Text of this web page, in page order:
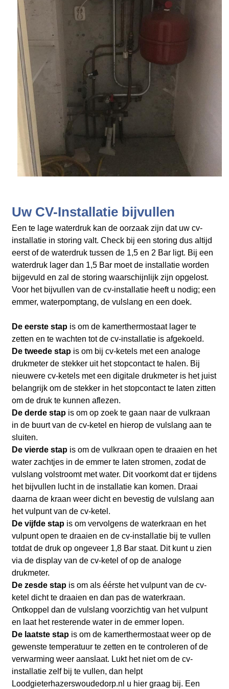
Uw CV-Installatie bijvullen
Een te lage waterdruk kan de oorzaak zijn dat uw cv-
installatie in storing valt. Check bij een storing dus altijd
eerst of de waterdruk tussen de 1,5 en 2 Bar ligt. Bij een
waterdruk lager dan 1,5 Bar moet de installatie worden
bijgevuld en zal de storing waarschijnlijk zijn opgelost.
Voor het bijvullen van de cv-installatie heeft u nodig; een
emmer, waterpomptang, de vulslang en een doek.
De eerste stapis om de kamerthermostaat lager te
zetten en te wachten tot de cv-installatie is afgekoeld.
De tweede stapis om bij cv-ketels met een analoge
drukmeter de stekker uit het stopcontact te halen. Bij
nieuwere cv-ketels met een digitale drukmeter is het juist
belangrijk om de stekker in het stopcontact te laten zitten
om de druk te kunnen aflezen.
De derde stapis om op zoek te gaan naar de vulkraan
in de buurt van de cv-ketel en hierop de vulslang aan te
sluiten.
De vierde stapis om de vulkraan open te draaien en het
water zachtjes in de emmer te laten stromen, zodat de
vulslang volstroomt met water. Dit voorkomt dat er tijdens
het bijvullen lucht in de installatie kan komen. Draai
daarna de kraan weer dicht en bevestig de vulslang aan
het vulpunt van de cv-ketel.
De vijfde stapis om vervolgens de waterkraan en het
vulpunt open te draaien en de cv-installatie bij te vullen
totdat de druk op ongeveer 1,8 Bar staat. Dit kunt u zien
via de display van de cv-ketel of op de analoge
drukmeter.
De zesde stapis om als éérste het vulpunt van de cv-
ketel dicht te draaien en dan pas de waterkraan.
Ontkoppel dan de vulslang voorzichtig van het vulpunt
en laat het resterende water in de emmer lopen.
De laatste stapis om de kamerthermostaat weer op de
gewenste temperatuur te zetten en te controleren of de
verwarming weer aanslaat. Lukt het niet om de cv-
installatie zelf bij te vullen, dan helpt
Loodgieterhazerswoudedorp.nl u hier graag bij. Een